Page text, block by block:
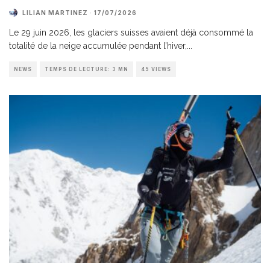
LILIAN MARTINEZ · 17/07/2026
Le 29 juin 2026, les glaciers suisses avaient déjà consommé la
totalité de la neige accumulée pendant l’hiver,
NEWS TEMPS DE LECTURE: 3 MN 45 VIEWS